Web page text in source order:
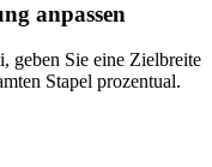
anpassen
geben Sie eine Zielbreite
Stapel prozentual.